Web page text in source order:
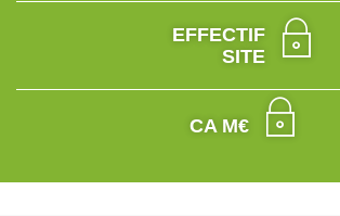
EFFECTIF
SITE
CA M€